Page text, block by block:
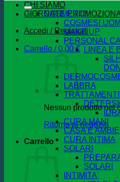
CHI SIAMO
GIORNATE
Accedi / Registrati
Carrello /0,00 €
Nessun prodotto nel
Ritorna al negozio
Carrello
COSMETICI
COSMESI
MAKE UP
PERSONAL
LINEA E
LABBRA
CURA MANI
CASA E
CURA INTIMA
SOLARI
SOLARI
INTIMITA'